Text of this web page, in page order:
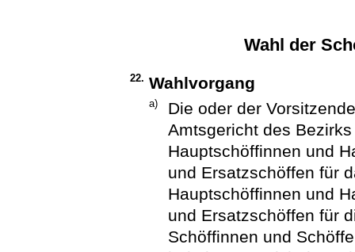
Wahl der
22. Wahlvorgang
a)
Die oder der
Amtsgericht des
Hauptschöffinnen und
und Ersatzschöffen für
Hauptschöffinnen und
und Ersatzschöffen für
Schöffinnen und